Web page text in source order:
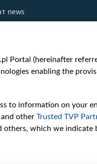
news
Shorts
English
PL
History
Music
Doc
Portal (hereinafter
enabling the
to information on your
and other Trusted TVP
others, which we indicate